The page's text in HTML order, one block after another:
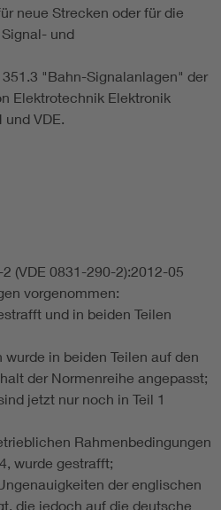
neue Strecken oder für die
und
"Bahn-Signalanlagen" der
Elektrotechnik Elektronik
VDE.
(VDE 0831-290-2):2012-05
vorgenommen:
und in beiden Teilen
in beiden Teilen auf den
der Normenreihe angepasst;
jetzt nur noch in Teil 1
Rahmenbedingungen
wurde gestrafft;
der englischen
die jedoch auf die deutsche